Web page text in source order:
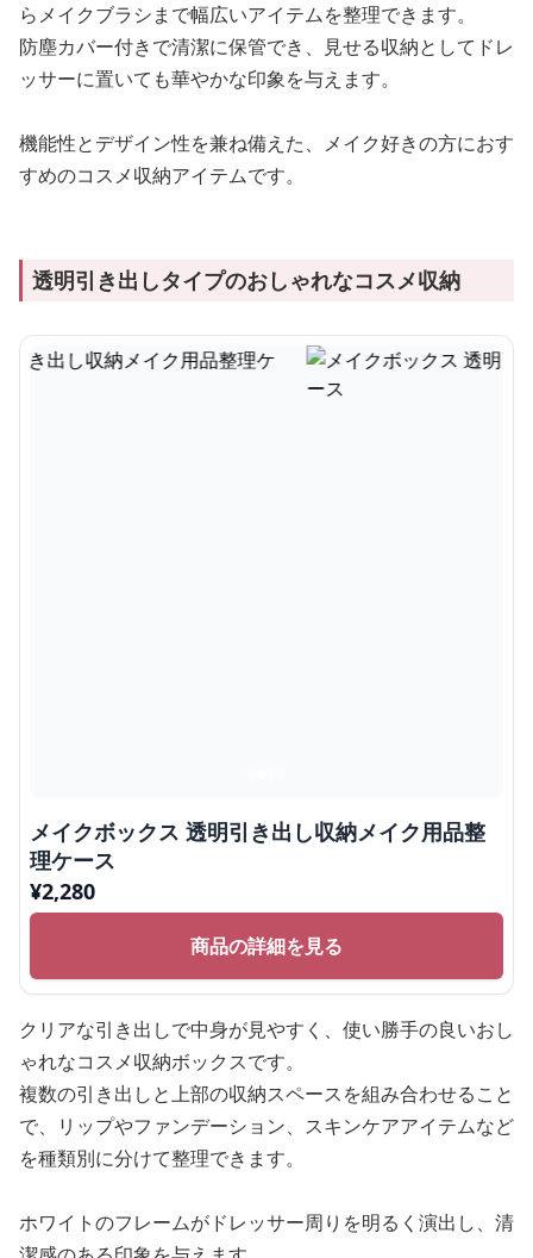
らメイクブラシまで幅広いアイテムを整理できます。
防塵カバー付きで清潔に保管でき、見せる収納としてドレ
ッサーに置いても華やかな印象を与えます。
機能性とデザイン性を兼ね備えた、メイク好きの方におす
すめのコスメ収納アイテムです。
透明引き出しタイプのおしゃれなコスメ収納
メイクボックス 透明引き出し収納メイク用品整
理ケース
¥2,280
商品の詳細を見る
クリアな引き出しで中身が見やすく、使い勝手の良いおし
ゃれなコスメ収納ボックスです。
複数の引き出しと上部の収納スペースを組み合わせること
で、リップやファンデーション、スキンケアアイテムなど
を種類別に分けて整理できます。
ホワイトのフレームがドレッサー周りを明るく演出し、清